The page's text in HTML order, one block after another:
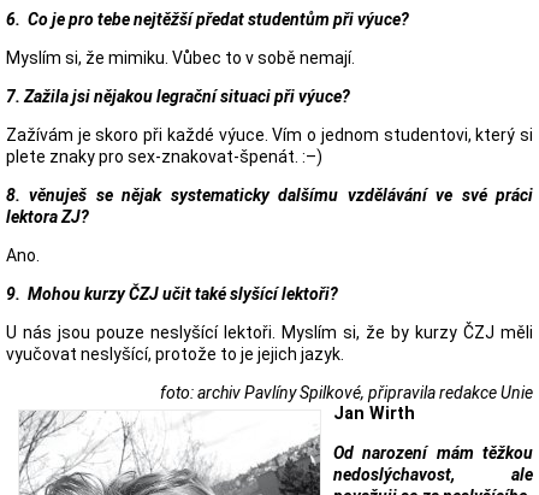
6. Co je pro tebe nejtěžší předat studentům při výuce?
Myslím si, že mimiku. Vůbec to v sobě nemají.
7. Zažila jsi nějakou legrační situaci při výuce?
Zažívám je skoro při každé výuce. Vím o jednom studentovi, který si
plete znaky pro sex-znakovat-špenát. :–)
8. věnuješ se nějak systematicky dalšímu vzdělávání ve své práci
lektora ZJ?
Ano.
9. Mohou kurzy ČZJ učit také slyšící lektoři?
U nás jsou pouze neslyšící lektoři. Myslím si, že by kurzy ČZJ měli
vyučovat neslyšící, protože to je jejich jazyk.
foto: archiv Pavlíny Spilkové, připravila redakce Unie
Jan Wirth
Od narození mám těžkou
nedoslýchavost, ale